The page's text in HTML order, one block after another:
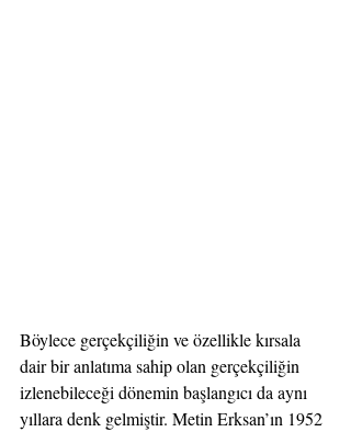
Böylece gerçekçiliğin ve özellikle kırsala
dair bir anlatıma sahip olan gerçekçiliğin
izlenebileceği dönemin başlangıcı da aynı
yıllara denk gelmiştir. Metin Erksan’ın 1952